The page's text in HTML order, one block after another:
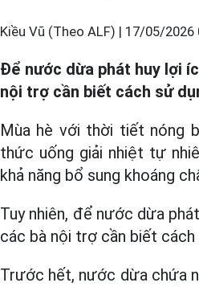
Kiều Vũ (Theo ALF) | 17/05/2026
Để nước dừa phát huy lợi
nội trợ cần biết cách sử
Mùa hè với thời tiết nóng
thức uống giải nhiệt tự
khả năng bổ sung khoáng
Tuy nhiên, để nước dừa
các bà nội trợ cần biết
Trước hết, nước dừa chứa